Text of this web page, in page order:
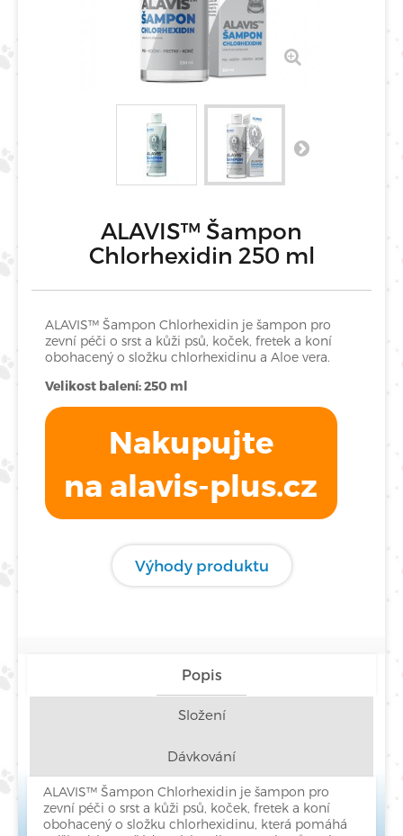
ALAVIS™ Šampon
Chlorhexidin 250 ml
ALAVIS™ Šampon Chlorhexidin je šampon pro
zevní péči o srst a kůži psů, koček, fretek a koní
obohacený o složku chlorhexidinu a Aloe vera.
Velikost balení: 250 ml
Nakupujte
na alavis-plus.cz
Výhody produktu
Popis
Složení
Dávkování
ALAVIS™ Šampon Chlorhexidin je šampon pro
zevní péči o srst a kůži psů, koček, fretek a koní
obohacený o složku chlorhexidinu, která pomáhá